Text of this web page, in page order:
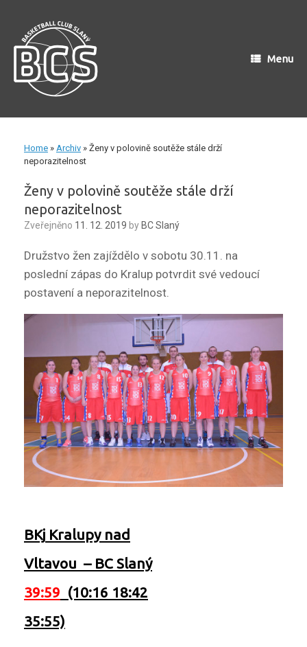
content
Menu
Home » Archiv » Ženy v polovině soutěže stále drží
neporazitelnost
Ženy v polovině soutěže stále drží
neporazitelnost
Zveřejněno 11. 12. 2019 by BC Slaný
Družstvo žen zajíždělo v sobotu 30.11. na
poslední zápas do Kralup potvrdit své vedoucí
postavení a neporazitelnost.
BKj Kralupy nad
Vltavou – BC Slaný
39:59 (10:16 18:42
35:55)